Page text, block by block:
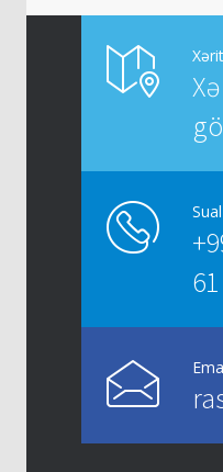
Bud-çanaq oynağı
(Artroplastika)
13/02/2014
61